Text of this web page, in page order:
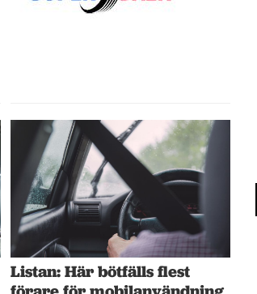
Listan: Här bötfälls flest